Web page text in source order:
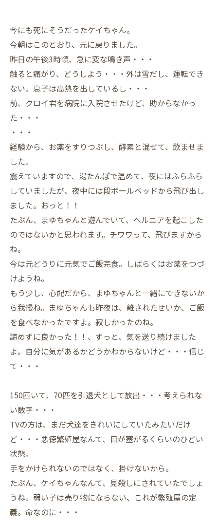
今にも死にそうだったケイちゃん。
今朝はこのとおり、元に戻りました。
昨日の午後3時頃、急に変な鳴き声・・・
触ると痛がり、どうしよう・・・外は雪だし、運転でき
ない。息子は高熱を出しているし・・・
前、クロイ君を病院に入院させたけど、助からなかっ
た・・・
・・・
経験から、お薬をすりつぶし、酵素と混ぜて、飲ませま
した。
震えていますので、湯たんぽで温めて、夜にはふらふら
していましたが、夜中には段ボールベッドから飛び出し
ました。おっと！！
たぶん、まゆちゃんと遊んでいて、ヘルニアを起こした
のではないかと思われます。チワワって、飛びますから
ね。
今は元どうりに元気でご飯完食。しばらくはお薬をつづ
けようね。
もう少し、心配だから、まゆちゃんと一緒にできないか
ら我慢ね。まゆちゃんも昨夜は、離されたせいか、ご飯
を食べなかったですよ。寂しかったのね。
諦めずに良かった！！、ずっと、気を送り続けました
よ。自分に気があるかどうかわからないけど・・・信じ
て・・・
150匹いて、70匹を引退犬として放出・・・考えられな
い数字・・・
TVの方は、まだ犬達をきれいにしていたみたいだけ
ど・・・悪徳繁殖屋なんて、目が塞がるくらいのひどい
状態。
手をかけられないのではなく、掛けないから。
たぶん、ケイちゃんなんて、見殺しにされていたでしょ
うね。弱い子は売り物にならない、これが繁殖屋の定
義。命なのに・・・